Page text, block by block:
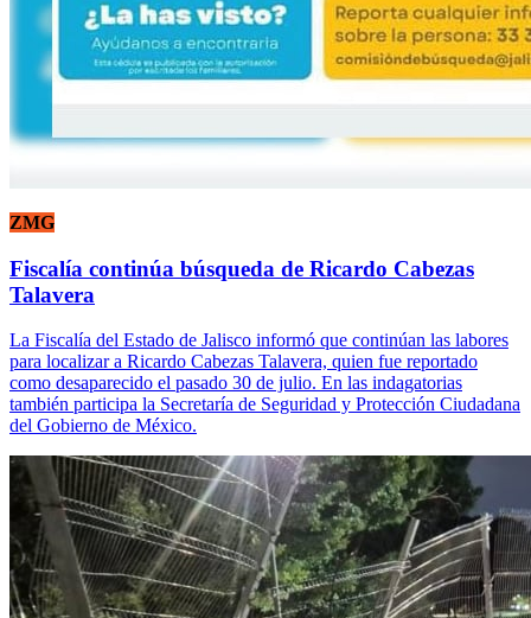
ZMG
Fiscalía continúa búsqueda de Ricardo Cabezas
Talavera
La Fiscalía del Estado de Jalisco informó que continúan las labores
para localizar a Ricardo Cabezas Talavera, quien fue reportado
como desaparecido el pasado 30 de julio. En las indagatorias
también participa la Secretaría de Seguridad y Protección Ciudadana
del Gobierno de México.